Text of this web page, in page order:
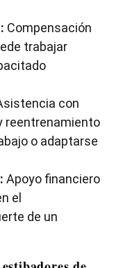
Compensación
trabajar
con
reentrenamiento
o adaptarse
Apoyo financiero
el
de un